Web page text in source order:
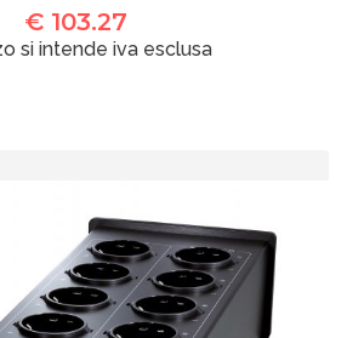
€ 103.27
si intende iva esclusa